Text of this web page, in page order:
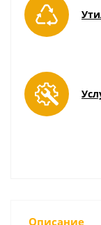
Описание